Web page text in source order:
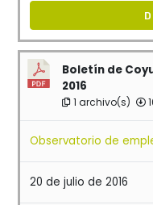
Boletín de
2016
1 archivo(s)
Observatorio de
20 de julio de 2016